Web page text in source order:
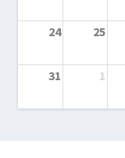
24 25
31 1